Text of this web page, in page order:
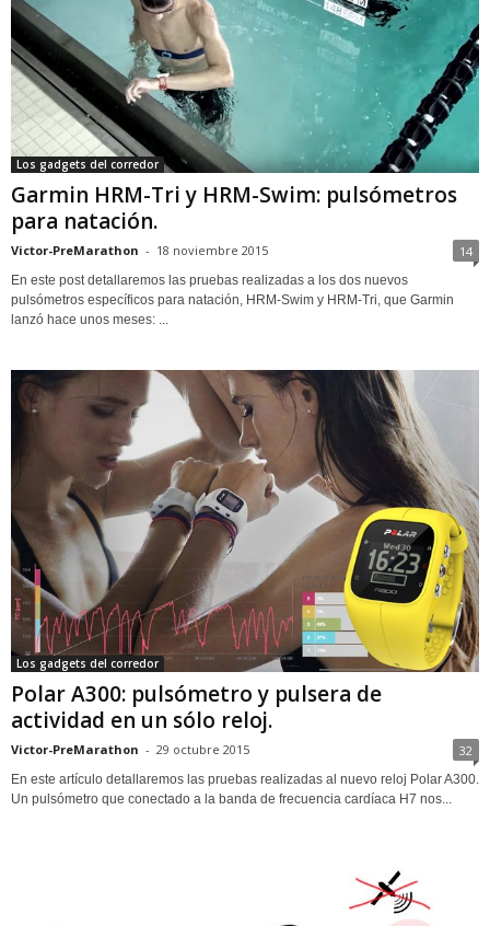
Los gadgets del corredor
Garmin HRM-Tri y HRM-Swim: pulsómetros
para natación.
Victor-PreMarathon - 18 noviembre 2015 14
En este post detallaremos las pruebas realizadas a los dos nuevos
pulsómetros específicos para natación, HRM-Swim y HRM-Tri, que Garmin
lanzó hace unos meses: ...
Los gadgets del corredor
Polar A300: pulsómetro y pulsera de
actividad en un sólo reloj.
Victor-PreMarathon - 29 octubre 2015 32
En este artículo detallaremos las pruebas realizadas al nuevo reloj Polar A300.
Un pulsómetro que conectado a la banda de frecuencia cardíaca H7 nos...